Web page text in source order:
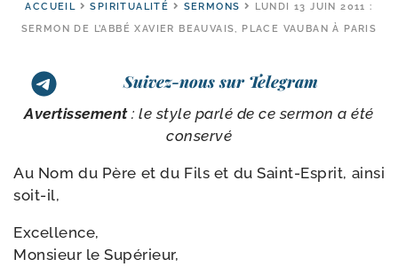
ACCUEIL SPIRITUALITÉ SERMONS
LUNDI 13 JUIN 2011 :
SERMON DE L’ABBÉ XAVIER BEAUVAIS, PLACE VAUBAN À PARIS
Suivez-nous sur Telegram
Avertissement: le style par­lé de ce ser­mon a été
conservé
Au Nom du Père et du Fils et du Saint-​Esprit, ain­si
soit-il,
Excellence,
Monsieur le Supérieur,